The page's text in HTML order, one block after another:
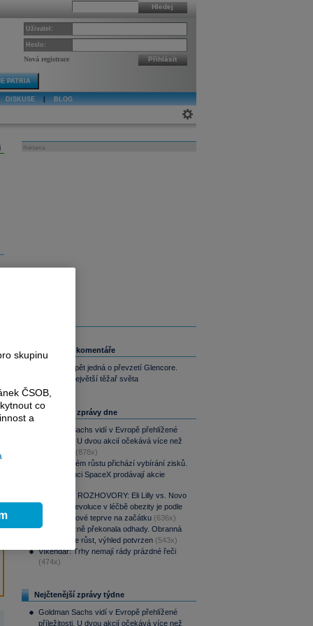
Hledej
Uživatel:
Heslo:
Nová registrace Přihlásit
PATRIA
DISKUSE BLOG
Reklama
Související komentáře
Rio Tinto opět jedná o převzetí Glencore.
Vznikl by největší těžař světa
Nejčtenější zprávy dne
Goldman Sachs vidí v Evropě přehlížené
příležitosti. U dvou akcií očekává více než
(878x)
Po raketovém růstu přichází vybírání zisků.
Zaměstnanci SpaceX prodávají akcie
PODCAST ROZHOVORY: Eli Lilly vs. Novo
Nordisk. Revoluce v léčbě obezity je podle
MUDr. Kunové teprve na začátku (636x)
CSG výrazně překonala odhady. Obranná
divize táhne růst, výhled potvrzen (543x)
Víkendář: Trhy nemají rády prázdné řeči
(474x)
Nejčtenější zprávy týdne
Goldman Sachs vidí v Evropě přehlížené
příležitosti. U dvou akcií očekává více než
skupinu
ČSOB,
co
a